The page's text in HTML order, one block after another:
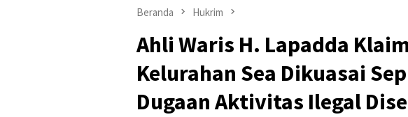
Beranda Hukrim
Ahli Waris H. Lapadda
Kelurahan Sea Dikuasai
Dugaan Aktivitas Ilegal